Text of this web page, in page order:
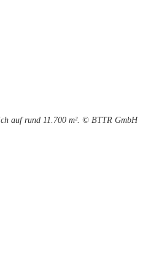
auf rund 11.700 m². © BTTR GmbH